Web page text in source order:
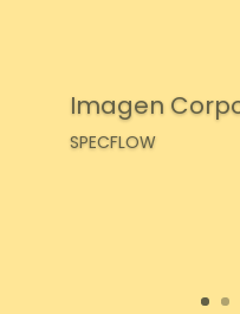
Imagen
SPECFLOW